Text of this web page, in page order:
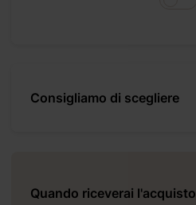
Consigliamo di scegliere
Quando riceverai l'acquisto